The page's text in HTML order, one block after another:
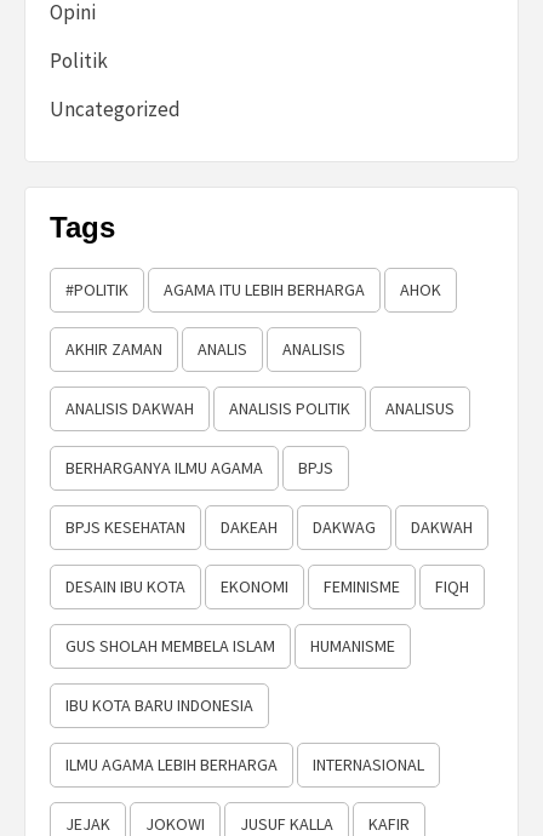
Opini
Politik
Uncategorized
Tags
#POLITIK AGAMA ITU LEBIH BERHARGA AHOK
AKHIR ZAMAN ANALIS ANALISIS
ANALISIS DAKWAH ANALISIS POLITIK ANALISUS
BERHARGANYA ILMU AGAMA BPJS
BPJS KESEHATAN DAKEAH DAKWAG DAKWAH
DESAIN IBU KOTA EKONOMI FEMINISME FIQH
GUS SHOLAH MEMBELA ISLAM HUMANISME
IBU KOTA BARU INDONESIA
ILMU AGAMA LEBIH BERHARGA INTERNASIONAL
JEJAK JOKOWI JUSUF KALLA KAFIR